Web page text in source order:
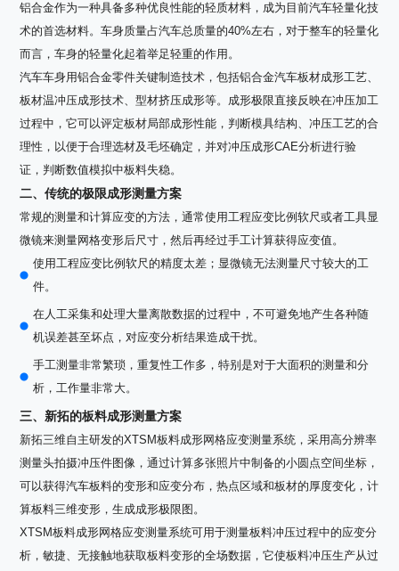
铝合金作为一种具备多种优良性能的轻质材料，成为目前汽车轻量化技
术的首选材料。车身质量占汽车总质量的40%左右，对于整车的轻量化
而言，车身的轻量化起着举足轻重的作用。
汽车车身用铝合金零件关键制造技术，包括铝合金汽车板材成形工艺、
板材温冲压成形技术、型材挤压成形等。成形极限直接反映在冲压加工
过程中，它可以评定板材局部成形性能，判断模具结构、冲压工艺的合
理性，以便于合理选材及毛坯确定，并对冲压成形CAE分析进行验
证，判断数值模拟中板料失稳。
二、传统的极限成形测量方案
常规的测量和计算应变的方法，通常使用工程应变比例软尺或者工具显
微镜来测量网格变形后尺寸，然后再经过手工计算获得应变值。
使用工程应变比例软尺的精度太差；显微镜无法测量尺寸较大的工
件。
在人工采集和处理大量离散数据的过程中，不可避免地产生各种随
机误差甚至坏点，对应变分析结果造成干扰。
手工测量非常繁琐，重复性工作多，特别是对于大面积的测量和分
析，工作量非常大。
三、新拓的板料成形测量方案
新拓三维自主研发的XTSM板料成形网格应变测量系统，采用高分辨率
测量头拍摄冲压件图像，通过计算多张照片中制备的小圆点空间坐标，
可以获得汽车板料的变形和应变分布，热点区域和板材的厚度变化，计
算板料三维变形，生成成形极限图。
XTSM板料成形网格应变测量系统可用于测量板料冲压过程中的应变分
析，敏捷、无接触地获取板料变形的全场数据，它使板料冲压生产从过